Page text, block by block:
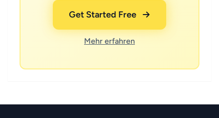
Get Started Free
Mehr erfahren